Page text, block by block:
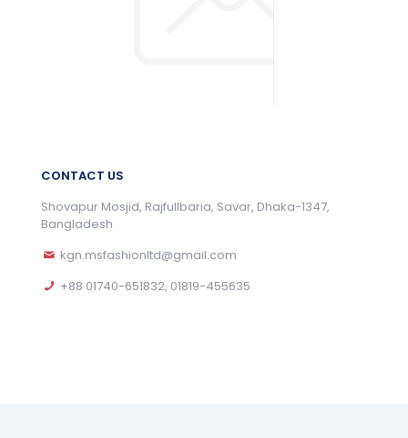
CONTACT US
Shovapur Mosjid, Rajfullbaria, Savar, Dhaka-1347,
Bangladesh
kgn.msfashionltd@gmail.com
+88 01740-651832, 01819-455635